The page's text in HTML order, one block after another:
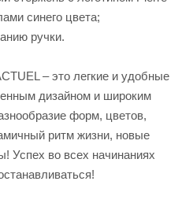
синего цвета;
ручки.
– это легкие и удобные
дизайном и широким
форм, цветов,
ритм жизни, новые
Успех во всех начинаниях